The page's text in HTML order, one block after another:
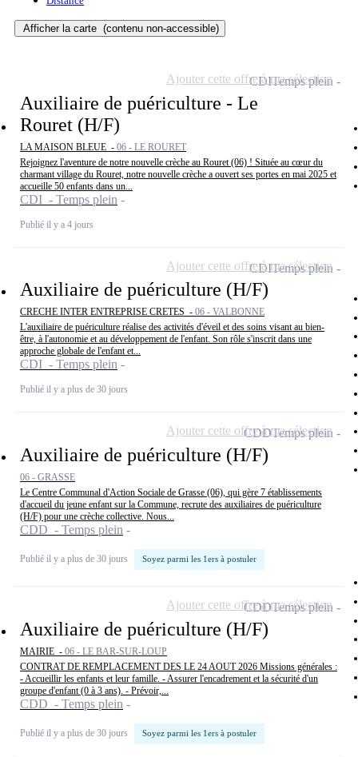
Afficher la carte (contenu non-accessible)
Auxiliaire de puériculture - Le
Rouret (H/F)
LA MAISON BLEUE - 06 - LE ROURET
Rejoignez l'aventure de notre nouvelle crèche au Rouret (06) ! Située au cœur du
charmant village du Rouret, notre nouvelle crèche a ouvert ses portes en mai 2025 et
accueille 50 enfants dans un...
CDI - Temps plein
Publié il y a 4 jours
CDITemps plein
Ajouter cette offre à ma sélection
Auxiliaire de puériculture (H/F)
CRECHE INTER ENTREPRISE CRETES - 06 - VALBONNE
L'auxiliaire de puériculture réalise des activités d'éveil et des soins visant au bien-
être, à l'autonomie et au développement de l'enfant. Son rôle s'inscrit dans une
approche globale de l'enfant et...
CDI - Temps plein
Publié il y a plus de 30 jours
CDITemps plein
Ajouter cette offre à ma sélection
Auxiliaire de puériculture (H/F)
06 - GRASSE
Le Centre Communal d'Action Sociale de Grasse (06), qui gère 7 établissements
d'accueil du jeune enfant sur la Commune, recrute des auxiliaires de puériculture
(H/F) pour une crèche collective. Nous...
CDD - Temps plein
Publié il y a plus de 30 jours Soyez parmi les 1ers à postuler
CDDTemps plein
Ajouter cette offre à ma sélection
Auxiliaire de puériculture (H/F)
MAIRIE - 06 - LE BAR-SUR-LOUP
CONTRAT DE REMPLACEMENT DES LE 24 AOUT 2026 Missions générales :
- Accueillir les enfants et leur famille. - Assurer l'encadrement et la sécurité d'un
groupe d'enfant (0 à 3 ans). - Prévoir,...
CDD - Temps plein
Publié il y a plus de 30 jours Soyez parmi les 1ers à postuler
CDDTemps plein
Ajouter cette offre à ma sélection